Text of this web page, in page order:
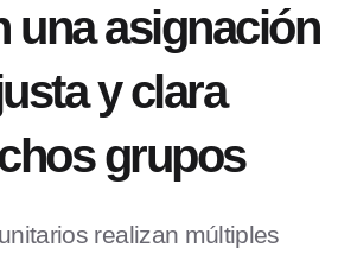
una asignación
y clara
grupos
realizan múltiples